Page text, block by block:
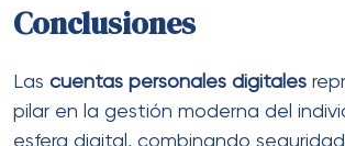
Conclusiones
Las cuentas personales digitales
pilar en la gestión moderna del
esfera digital, combinando